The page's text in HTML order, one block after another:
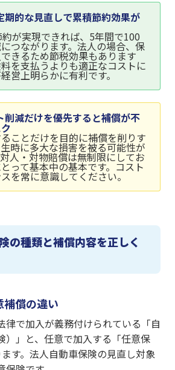
期的な見直しで累積節約効果が
が実現できれば、5年間で100
つながります。法人の場合、保
きるため節税効果もあります
を支払うよりも適正なコストに
営上明らかに有利です。
削減だけを優先すると補償が不
ことだけを目的に補償を削りす
時に多大な損害を被る可能性が
人・対物賠償は無制限にしてお
って基本中の基本です。コスト
を常に意識してください。
の種類と補償内容を正しく
償の違い
律で加入が義務付けられている「自
）」と、任意で加入する「任意保
す。法人自動車保険の見直し対象